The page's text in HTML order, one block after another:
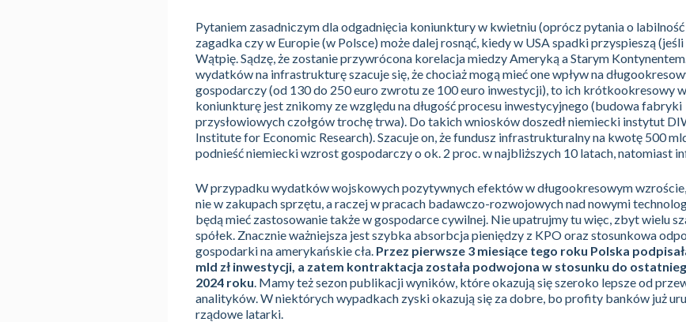
Pytaniem zasadniczym dla odgadnięcia koniunktury w kwietniu (oprócz pytania o
zagadka czy w Europie (w Polsce) może dalej rosnąć, kiedy w USA spadki przyspieszą
Wątpię. Sądzę, że zostanie przywrócona korelacja miedzy Ameryką a Starym
wydatków na infrastrukturę szacuje się, że chociaż mogą mieć one wpływ na
gospodarczy (od 130 do 250 euro zwrotu ze 100 euro inwestycji), to ich krótkookresowy
koniunkturę jest znikomy ze względu na długość procesu inwestycyjnego (budowa fabryki
przysłowiowych czołgów trochę trwa). Do takich wniosków doszedł niemiecki instytut
Institute for Economic Research). Szacuje on, że fundusz infrastrukturalny na kwotę 500
podnieść niemiecki wzrost gospodarczy o ok. 2 proc. w najbliższych 10 latach, natomiast
W przypadku wydatków wojskowych pozytywnych efektów w długookresowym
nie w zakupach sprzętu, a raczej w pracach badawczo-rozwojowych nad nowymi
będą mieć zastosowanie także w gospodarce cywilnej. Nie upatrujmy tu więc, zbyt wielu
spółek. Znacznie ważniejsza jest szybka absorbcja pieniędzy z KPO oraz stosunkowa
gospodarki na amerykańskie cła. Przez pierwsze 3 miesiące tego roku Polska
mld zł inwestycji, a zatem kontraktacja została podwojona w stosunku do
2024 roku. Mamy też sezon publikacji wyników, które okazują się szeroko lepsze od
analityków. W niektórych wypadkach zyski okazują się za dobre, bo profity banków już
rządowe latarki.